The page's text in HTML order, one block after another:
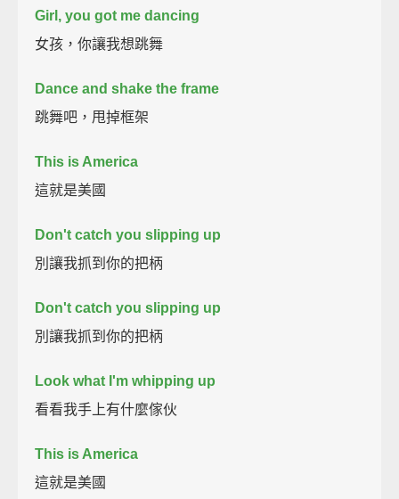
Girl, you got me dancing
女孩，你讓我想跳舞
Dance and shake the frame
跳舞吧，甩掉框架
This is America
這就是美國
Don't catch you slipping up
別讓我抓到你的把柄
Don't catch you slipping up
別讓我抓到你的把柄
Look what I'm whipping up
看看我手上有什麼傢伙
This is America
這就是美國